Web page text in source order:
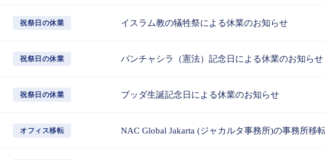
祝祭日の休業 イスラム教の犠牲祭による休業のお知らせ
祝祭日の休業 パンチャシラ（憲法）記念日による休業のお知らせ
祝祭日の休業 ブッダ生誕記念日による休業のお知らせ
オフィス移転 NAC Global Jakarta (ジャカルタ事務所)の事務所移